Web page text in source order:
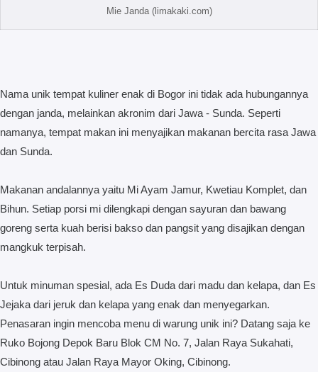
Mie Janda (limakaki.com)
Nama unik tempat kuliner enak di Bogor ini tidak ada hubungannya
dengan janda, melainkan akronim dari Jawa - Sunda. Seperti
namanya, tempat makan ini menyajikan makanan bercita rasa Jawa
dan Sunda.
Makanan andalannya yaitu Mi Ayam Jamur, Kwetiau Komplet, dan
Bihun. Setiap porsi mi dilengkapi dengan sayuran dan bawang
goreng serta kuah berisi bakso dan pangsit yang disajikan dengan
mangkuk terpisah.
Untuk minuman spesial, ada Es Duda dari madu dan kelapa, dan Es
Jejaka dari jeruk dan kelapa yang enak dan menyegarkan.
Penasaran ingin mencoba menu di warung unik ini? Datang saja ke
Ruko Bojong Depok Baru Blok CM No. 7, Jalan Raya Sukahati,
Cibinong atau Jalan Raya Mayor Oking, Cibinong.